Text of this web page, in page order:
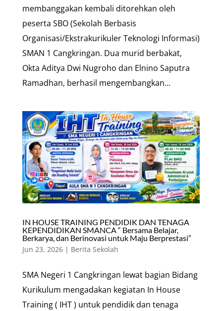
membanggakan kembali ditorehkan oleh
peserta SBO (Sekolah Berbasis
Organisasi/Ekstrakurikuler Teknologi Informasi)
SMAN 1 Cangkringan. Dua murid berbakat,
Okta Aditya Dwi Nugroho dan Elnino Saputra
Ramadhan, berhasil mengembangkan...
IN HOUSE TRAINING PENDIDIK DAN TENAGA
KEPENDIDIKAN SMANCA “ Bersama Belajar,
Berkarya, dan Berinovasi untuk Maju Berprestasi”
Jun 23, 2026| Berita Sekolah
SMA Negeri 1 Cangkringan lewat bagian Bidang
Kurikulum mengadakan kegiatan In House
Training ( IHT ) untuk pendidik dan tenaga